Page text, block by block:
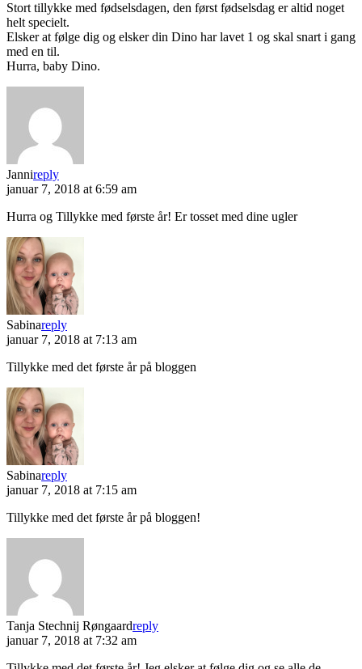
Stort tillykke med fødselsdagen, den først fødselsdag er altid noget
helt specielt.
Elsker at følge dig og elsker din Dino har lavet 1 og skal snart i gang
med en til.
Hurra, baby Dino.
Jannireply
januar 7, 2018 at 6:59 am
Hurra og Tillykke med første år! Er tosset med dine ugler
Sabinareply
januar 7, 2018 at 7:13 am
Tillykke med det første år på bloggen
Sabinareply
januar 7, 2018 at 7:15 am
Tillykke med det første år på bloggen!
Tanja Stechnij Røngaardreply
januar 7, 2018 at 7:32 am